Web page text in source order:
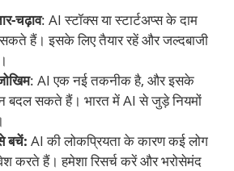
चढ़ाव: AI स्टॉक्स या स्टार्टअप्स के दाम
हैं। इसके लिए तैयार रहें और जल्दबाजी
: AI एक नई तकनीक है, और इसके
बदल सकते हैं। भारत में AI से जुड़े नियमों
बचें: AI की लोकप्रियता के कारण कई लोग
करते हैं। हमेशा रिसर्च करें और भरोसेमंद